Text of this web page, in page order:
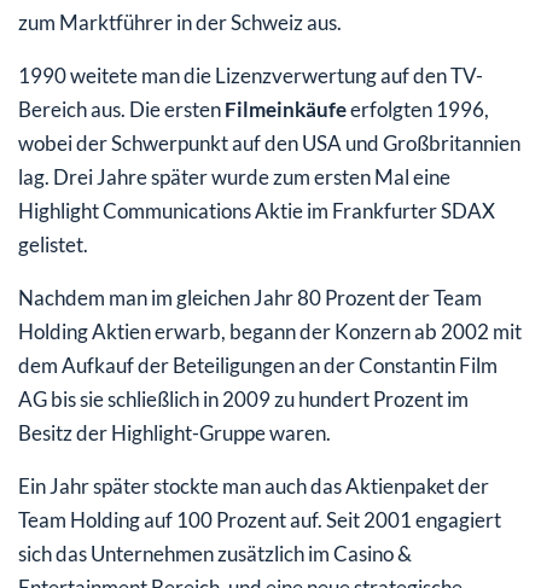
zum Marktführer in der Schweiz aus.
1990 weitete man die Lizenzverwertung auf den TV-
Bereich aus. Die erstenFilmeinkäufeerfolgten 1996,
wobei der Schwerpunkt auf den USA und Großbritannien
lag. Drei Jahre später wurde zum ersten Mal eine
Highlight Communications Aktie im Frankfurter SDAX
gelistet.
Nachdem man im gleichen Jahr 80 Prozent der Team
Holding Aktien erwarb, begann der Konzern ab 2002 mit
dem Aufkauf der Beteiligungen an der Constantin Film
AG bis sie schließlich in 2009 zu hundert Prozent im
Besitz der Highlight-Gruppe waren.
Ein Jahr später stockte man auch das Aktienpaket der
Team Holding auf 100 Prozent auf. Seit 2001 engagiert
sich das Unternehmen zusätzlich im Casino &